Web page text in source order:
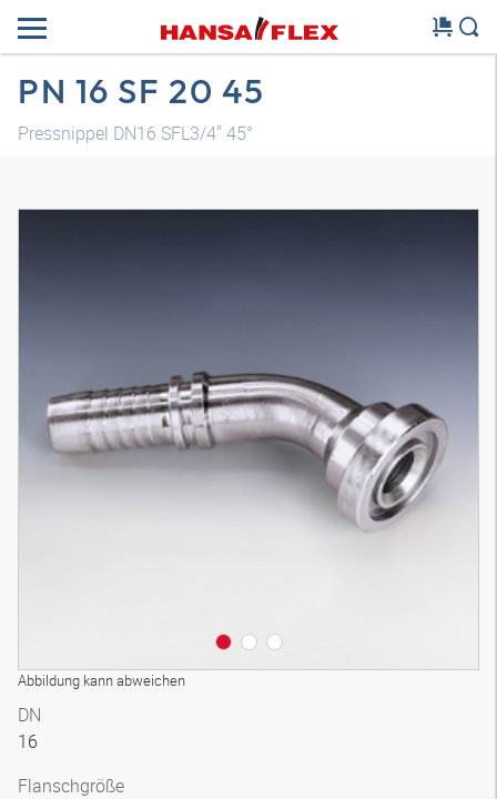
PN 16 SF 20 45
Pressnippel DN16 SFL3/4" 45°
Abbildung kann abweichen
3D Modell
DN
16
Flanschgröße